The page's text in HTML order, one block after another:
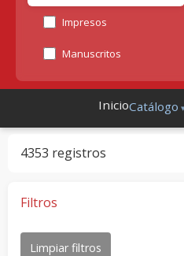
Impresos
Manuscritos
InicioCatálogo
4353 registros
Filtros
Limpiar filtros